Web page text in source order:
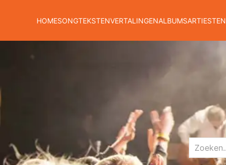
HOMESONGTEKSTENVERTALINGENALBUMSARTIESTEN